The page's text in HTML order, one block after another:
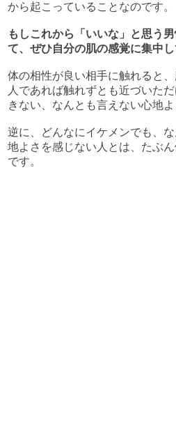
から起こっていることなのです。
もしこれから「いいな」と思う
て、ぜひ自分の肌の感覚に集中し
体の相性が良い相手に触れると
人であれば触れずとも近づいた
きない、なんとも言えない心地よ
逆に、どんなにイケメンでも、
地よさを感じない人とは、たぶ
です。